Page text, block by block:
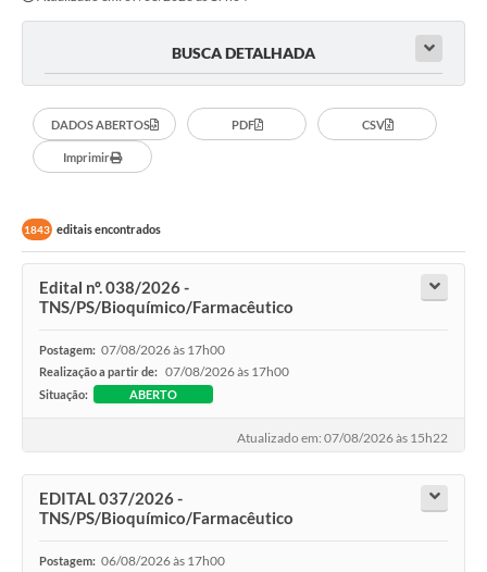
BUSCA DETALHADA
DADOS ABERTOS PDF CSV
Imprimir
1843 editais encontrados
Edital nº. 038/2026 -
TNS/PS/Bioquímico/Farmacêutico
Postagem: 07/08/2026 às 17h00
Realização a partir de: 07/08/2026 às 17h00
Situação: ABERTO
Atualizado em: 07/08/2026 às 15h22
EDITAL 037/2026 -
TNS/PS/Bioquímico/Farmacêutico
Postagem: 06/08/2026 às 17h00